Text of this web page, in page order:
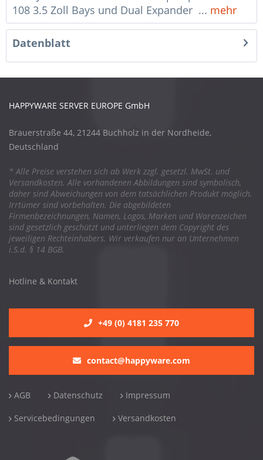
108 3.5 Zoll Bays und Dual Expander ... mehr
Datenblatt
HAPPYWARE SERVER EUROPE GmbH
Brauerstraße 44, 21244 Buchholz in der Nordheide,
Deutschland
* Alle Preise verstehen sich ab Werk zzgl. gesetzl. MwSt. und
Versandkosten. Alle vorhandenen Abbildungen sind symbolisch,
daher sind Abweichungen von dem tatsächlichen Produkt möglich.
Irrtümer sind vorbehalten. Die abgebildeten
Firmenbezeichnungen, Namen, Logos, Marken und Warenzeichen
sind gesetzlich geschützt und unterliegen dem Copyright des
jeweiligen Rechteinhabers. Wir verkaufen nur an Unternehmen
i.S.d. § 14 BGB.
Hotline & Kontakt
+49 (0) 4181 235 770
contact@happyware.com
AGB Datenschutz Impressum
Servicebedingungen Versandkosten